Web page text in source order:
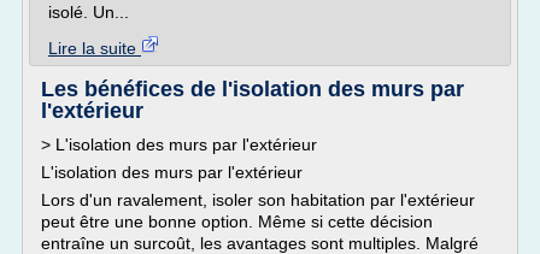
isolé. Un...
Lire la suite
Les bénéfices de l'isolation des murs par
l'extérieur
> L'isolation des murs par l'extérieur
L'isolation des murs par l'extérieur
Lors d'un ravalement, isoler son habitation par l'extérieur
peut être une bonne option. Même si cette décision
entraîne un surcoût, les avantages sont multiples. Malgré